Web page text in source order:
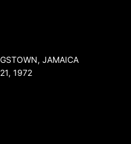
JAMAICA
1972